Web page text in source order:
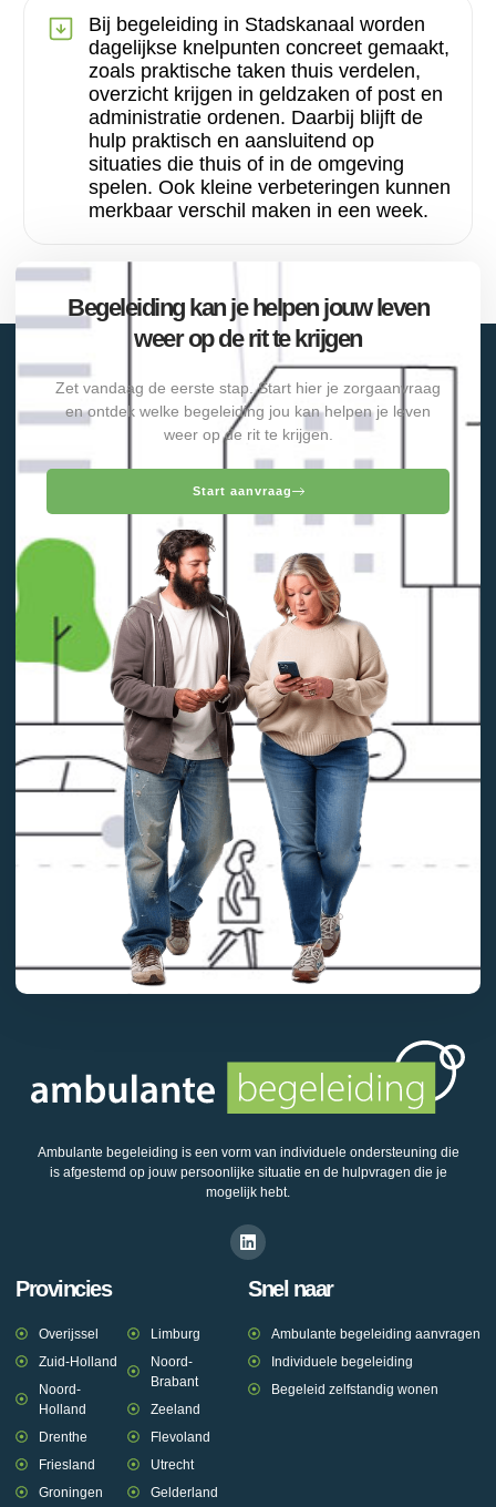
Bij begeleiding in Stadskanaal worden
dagelijkse knelpunten concreet gemaakt,
zoals praktische taken thuis verdelen,
overzicht krijgen in geldzaken of post en
administratie ordenen. Daarbij blijft de
hulp praktisch en aansluitend op
situaties die thuis of in de omgeving
spelen. Ook kleine verbeteringen kunnen
merkbaar verschil maken in een week.
Begeleiding kan je helpen jouw leven
weer op de rit te krijgen
Zet vandaag de eerste stap. Start hier je zorgaanvraag
en ontdek welke begeleiding jou kan helpen je leven
weer op de rit te krijgen.
Start aanvraag
Ambulante begeleiding is een vorm van individuele ondersteuning die
is afgestemd op jouw persoonlijke situatie en de hulpvragen die je
mogelijk hebt.
Provincies
Overijssel
Zuid-Holland
Noord-
Holland
Drenthe
Friesland
Groningen
Limburg
Noord-
Brabant
Zeeland
Flevoland
Utrecht
Gelderland
Snel naar
Ambulante begeleiding aanvragen
Individuele begeleiding
Begeleid zelfstandig wonen